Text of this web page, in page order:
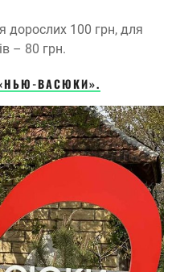
дорослих 100 грн, для
– 80 грн.
ВАСЮКИ».